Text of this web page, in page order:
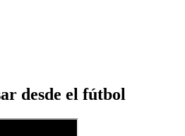
desde el fútbol